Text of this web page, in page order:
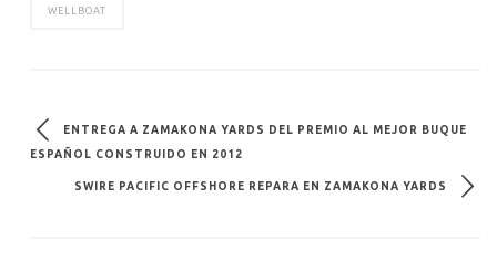
WELLBOAT
ENTREGA A ZAMAKONA YARDS DEL PREMIO AL MEJOR BUQUE
ESPAÑOL CONSTRUIDO EN 2012
SWIRE PACIFIC OFFSHORE REPARA EN ZAMAKONA YARDS